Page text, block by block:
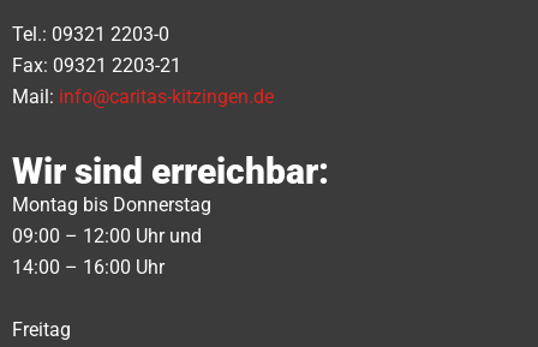
Tel.: 09321 2203-0
Fax: 09321 2203-21
Mail: info@caritas-kitzingen.de
Wir sind erreichbar:
Montag bis Donnerstag
09:00 – 12:00 Uhr und
14:00 – 16:00 Uhr
Freitag